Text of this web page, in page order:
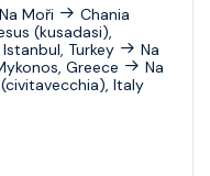
Na Moři
Chania
(kusadasi),
Istanbul, Turkey
Na
Greece
Na
Italy